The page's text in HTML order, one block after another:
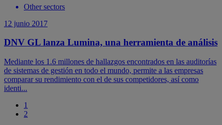
Other sectors
12 junio 2017
DNV GL lanza Lumina, una herramienta de análisis
Mediante los 1.6 millones de hallazgos encontrados en las auditorías
de sistemas de gestión en todo el mundo, permite a las empresas
comparar su rendimiento con el de sus competidores, así como
identi...
1
2